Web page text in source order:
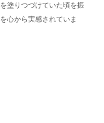
塗りつづけていた頃を振
心から実感されていま